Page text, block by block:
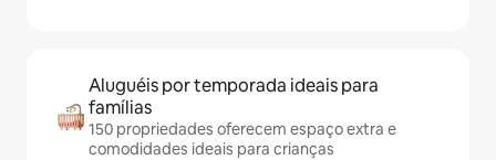
Aluguéis por temporada ideais para
famílias
150 propriedades oferecem espaço extra e
comodidades ideais para crianças